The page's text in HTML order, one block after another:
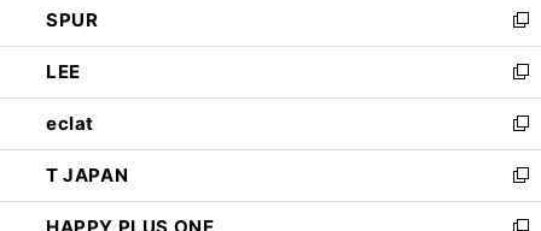
で
開
く
ド
ウ
で
開
く
ィ
ン
ド
ウ
で
開
く
い
ウ
ィ
ン
ド
ウ
で
開
く
SPUR
新
し
い
ウ
ィ
ン
ド
ウ
LEE
新
し
い
ウ
ィ
ン
eclat
新
し
い
ウ
T JAPAN
新
し